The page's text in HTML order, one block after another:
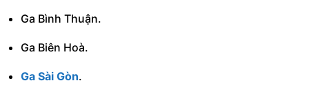
Ga Bình Thuận.
Ga Biên Hoà.
Ga Sài Gòn.